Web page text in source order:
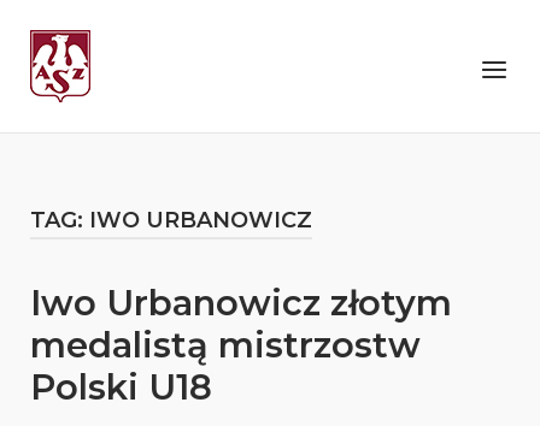
content
Home
Menu
TAG: IWO URBANOWICZ
Iwo Urbanowicz złotym
medalistą mistrzostw
Polski U18